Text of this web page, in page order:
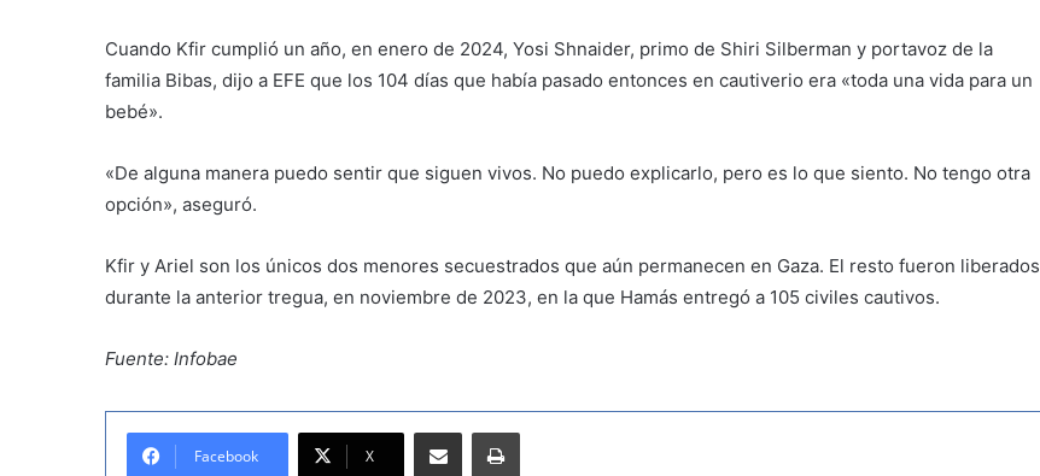
Cuando Kfir cumplió un año, en enero de 2024, Yosi Shnaider, primo de Shiri Silberman y portavoz de la
familia Bibas, dijo a EFE que los 104 días que había pasado entonces en cautiverio era «toda una vida para un
bebé».
«De alguna manera puedo sentir que siguen vivos. No puedo explicarlo, pero es lo que siento. No tengo otra
opción», aseguró.
Kfir y Ariel son los únicos dos menores secuestrados que aún permanecen en Gaza. El resto fueron liberados
durante la anterior tregua, en noviembre de 2023, en la que Hamás entregó a 105 civiles cautivos.
Fuente: Infobae
Facebook X